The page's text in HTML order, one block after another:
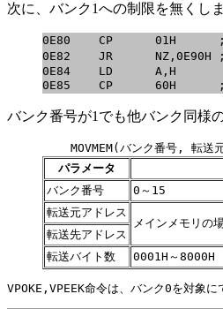
次に、バンク1への制限を無くしま
0E80    CP      01H      ;バ
0E82    JR      NZ,0E90H ;バ
0E84    LD      A,H
0E85    CP      60H      ;アド
バンク番号が1でも他バンク同様
MOVMEM(バンク番号, 転
パラメータ
バンク番号
0～15
転送元アドレス
メインメモリの
転送先アドレス
転送バイト数
0001H～8000H
VPOKE,VPEEK命令は、バンク0を対象